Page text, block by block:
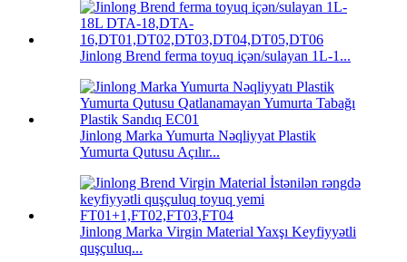
Jinlong Brend ferma toyuq içən/sulayan 1L-1...
Jinlong Marka Yumurta Nəqliyyat Plastik
Yumurta Qutusu Açılır...
Jinlong Marka Virgin Material Yaxşı Keyfiyyətli
quşçuluq...